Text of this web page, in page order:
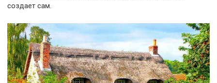
создает сам.